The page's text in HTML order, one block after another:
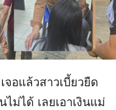
อแล้วสาวเบี้ยวยืด
ม่ได้ เลยเอาเงินแม่